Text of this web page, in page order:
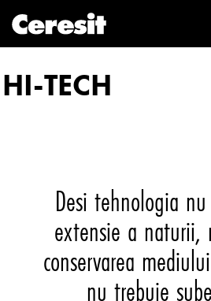
HI-TECH
Desi tehnologia
extensie a naturii,
conservarea
nu trebuie